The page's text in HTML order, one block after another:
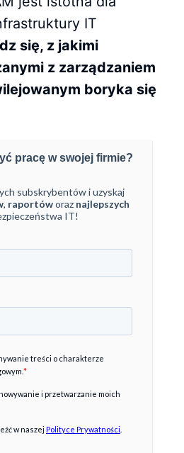
IT
się, z jakimi
z zarządzaniem
boryka się